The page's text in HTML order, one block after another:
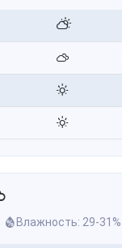
Влажность: 29-31%